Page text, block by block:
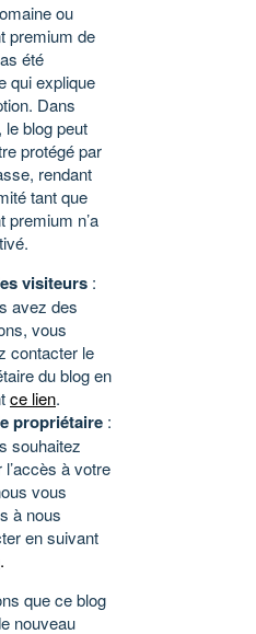
ou
premium de
été
qui explique
Dans
blog peut
protégé par
rendant
tant que
premium n’a
visiteurs :
avez des
vous
contacter le
du blog en
ce lien.
propriétaire :
souhaitez
l’accès à votre
vous
à nous
en suivant
.
que ce blog
nouveau